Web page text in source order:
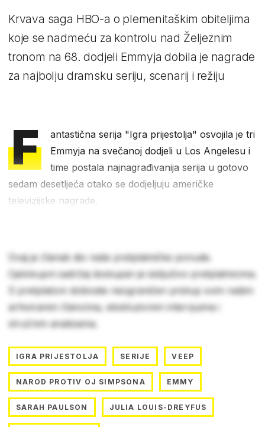
Krvava saga HBO-a o plemenitaškim obiteljima
koje se nadmeću za kontrolu nad Željeznim
tronom na 68. dodjeli Emmyja dobila je nagrade
za najbolju dramsku seriju, scenarij i režiju
F
antastična serija "Igra prijestolja" osvojila je tri
Emmyja na svečanoj dodjeli u Los Angelesu i
time postala najnagrađivanija serija u gotovo
sedam desetljeća otako se dodjeljuju američke
televizijske nagrade.
Ovaj je članak dio naše pretplatničke ponude.
Cjelokupni sadržaj dostupan je isključivo pretplatnicima.
S pretplatom dobivate neograničen pristup svim našim
arhiviranim člancima, ekskluzivnim intervjuima i
stručnim analizama.
IGRA PRIJESTOLJA SERIJE VEEP
NAROD PROTIV OJ SIMPSONA EMMY
SARAH PAULSON JULIA LOUIS-DREYFUS